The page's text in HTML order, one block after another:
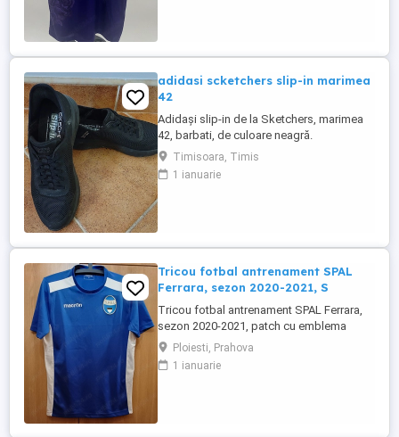
adidasi scketchers slip-in marimea
42
Adidași slip-in de la Sketchers, marimea
42, barbati, de culoare neagră.
Comoditatea și designul simplu fac acești
adidași o alegere ideală pentru ținutele
casual. Potriviți pentru o varietate de
Timisoara, Timis
1 ianuarie
Tricou fotbal antrenament SPAL
Ferrara, sezon 2020-2021, S
Tricou fotbal antrenament SPAL Ferrara,
sezon 2020-2021, patch cu emblema
clubului, purtat o singura data Marime: S
Dimensiuni (cm): Maneci 22, Umeri 39,
Latime 48, Lungime 66 Marca: Macron
Ploiesti, Prahova
1 ianuarie